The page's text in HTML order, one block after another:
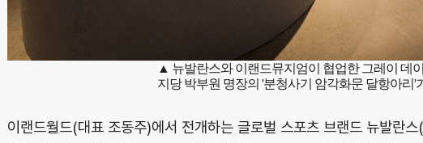
▲ 뉴발란스와이랜드뮤지엄이 협업한 그레이 데이
지당 박부원 명장의 '분청사기 암각화문 달항아리'
이랜드월드(대표 조동주)에서 전개하는 글로벌 스포츠 브랜드 뉴발란